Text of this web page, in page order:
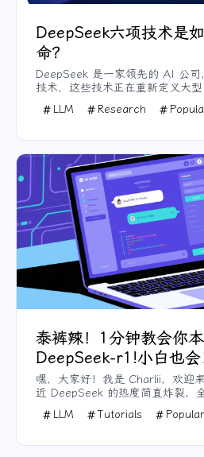
DeepSeek六项技术是
命？
DeepSeek 是一家领先的 AI 公司
技术，这些技术正在重新定义大
DeepGEMM、3FS、DualPipe 和
要介绍每项技术的功能及其对 AI
LLM Research
泰裤辣！1分钟教会你
DeepSeek-r1!小白也会
嘿，大家好！我是 Charlii，欢迎
近 DeepSeek 的热度简直炸裂，
简直是救星——你可以用自己的电
套零代码部署教程+完整工具包，
LLM Tutorials Popular